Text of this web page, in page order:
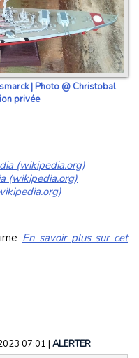
| Photo @ Christobal
privée
(wikipedia.org)
(wikipedia.org)
En savoir plus sur cet
07:01 | ALERTER